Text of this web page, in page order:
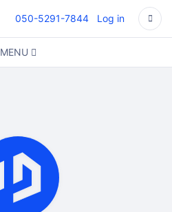
050-5291-7844 Log in
MENU